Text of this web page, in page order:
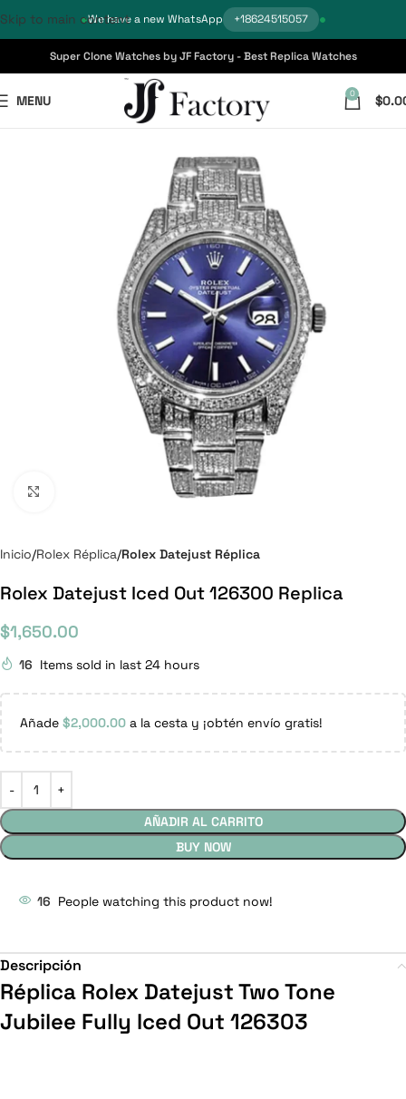
We have a new WhatsApp +18624515057
Skip to main content
Super Clone Watches by JF Factory - Best Replica Watches
MENU 0 $
Inicio Rolex Réplica Rolex Datejust Réplica
Rolex Datejust Iced Out 126300 Replica
$1,650.00
16 Items sold in last 24 hours
Añade $2,000.00 a la cesta y ¡obtén envío gratis!
AÑADIR AL CARRITO
BUY NOW
16 People watching this product now!
Descripción
Réplica Rolex Datejust Two Tone
Jubilee Fully Iced Out 126303